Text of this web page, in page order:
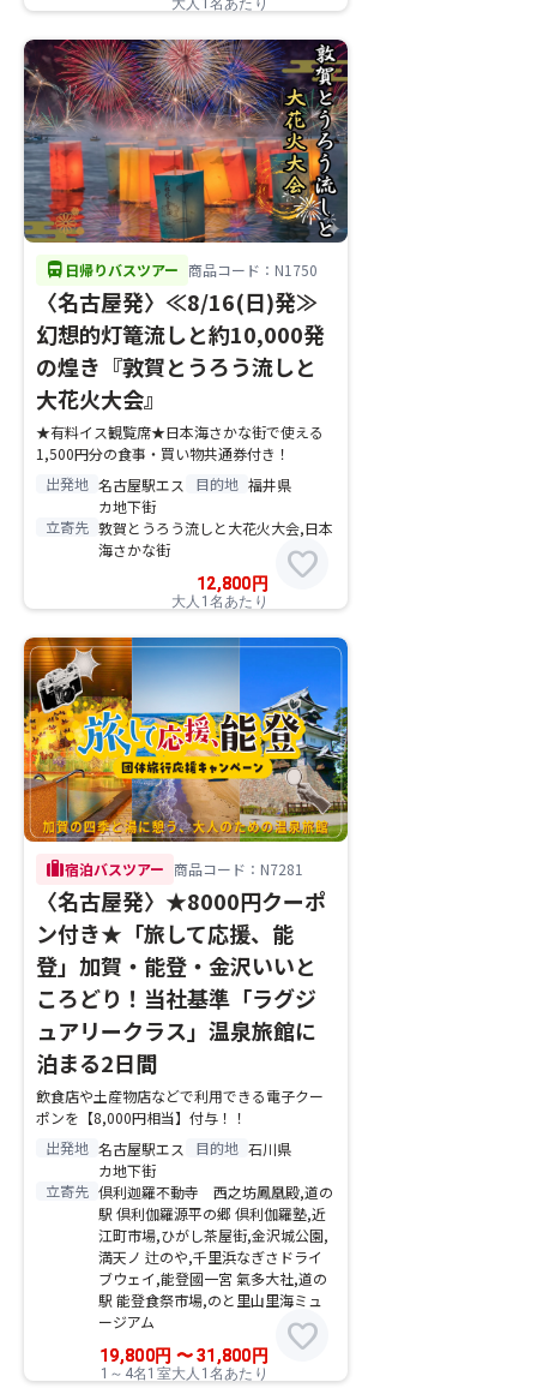
大人1名あたり
directions_bus 日帰りバスツアー 商品コード：N1750
〈名古屋発〉≪8/16(日)発≫
幻想的灯篭流しと約10,000発
の煌き『敦賀とうろう流しと
大花火大会』
★有料イス観覧席★日本海さかな街で使える
1,500円分の食事・買い物共通券付き！
出発地 名古屋駅エス
カ地下街
目的地 福井県
立寄先 敦賀とうろう流しと大花火大会,日本
海さかな街
12,800 円
大人1名あたり
favorite
trip宿泊バスツアー 商品コード：N7281
〈名古屋発〉★8000円クーポ
ン付き★「旅して応援、能
登」加賀・能登・金沢いいと
ころどり！当社基準「ラグジ
ュアリークラス」温泉旅館に
泊まる2日間
飲食店や土産物店などで利用できる電子クー
ポンを【8,000円相当】付与！！
出発地 名古屋駅エス
カ地下街
目的地 石川県
立寄先 倶利迦羅不動寺 西之坊鳳凰殿,道の
駅 倶利伽羅源平の郷 倶利伽羅塾,近
江町市場,ひがし茶屋街,金沢城公園,
満天ノ 辻のや,千里浜なぎさドライ
ブウェイ,能登國一宮 氣多大社,道の
駅 能登食祭市場,のと里山里海ミュ
ージアム
19,800円 〜31,800 円
1～4名1室大人1名あたり
favorite